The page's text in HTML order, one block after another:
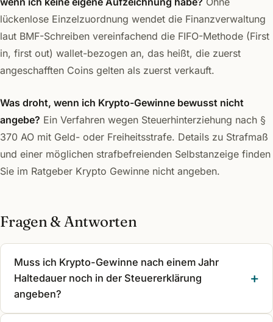
lückenlose Einzelzuordnung wendet die Finanzverwaltung
laut BMF-Schreiben vereinfachend die FIFO-Methode (First
in, first out) wallet-bezogen an, das heißt, die zuerst
angeschafften Coins gelten als zuerst verkauft.
Was droht, wenn ich Krypto-Gewinne bewusst nicht
angebe? Ein Verfahren wegen Steuerhinterziehung nach §
370 AO mit Geld- oder Freiheitsstrafe. Details zu Strafmaß
und einer möglichen strafbefreienden Selbstanzeige finden
Sie im Ratgeber Krypto Gewinne nicht angeben.
Fragen & Antworten
Muss ich Krypto-Gewinne nach einem Jahr
Haltedauer noch in der Steuererklärung
angeben?